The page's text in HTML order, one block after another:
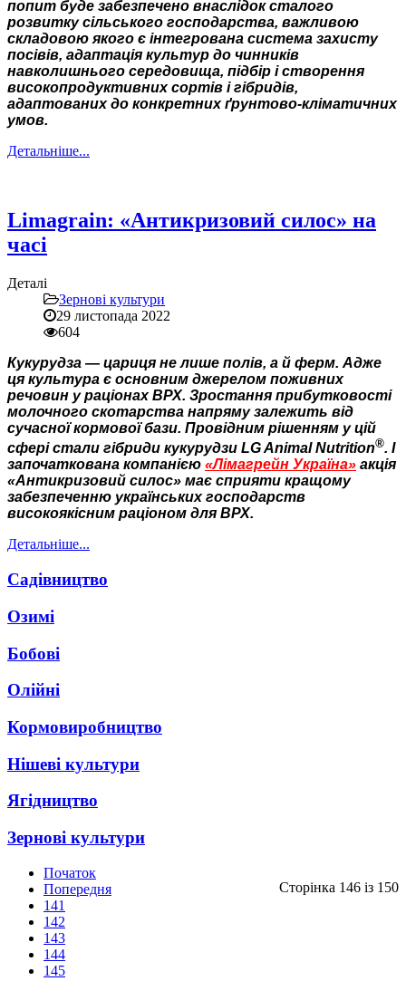
попит буде забезпечено внаслідок сталого
розвитку сільського господарства, важливою
складовою якого є інтегрована система захисту
посівів, адаптація культур до чинників
навколишнього середовища, підбір і створення
високопродуктивних сортів і гібридів,
адаптованих до конкретних ґрунтово-кліматичних
умов.
Детальніше...
Limagrain: «Антикризовий силос» на
часі
Деталі
Зернові культури
29 листопада 2022
604
Кукурудза — цариця не лише полів, а й ферм. Адже
ця культура є основним джерелом поживних
речовин у раціонах ВРХ. Зростання прибутковості
молочного скотарства напряму залежить від
сучасної кормової бази. Провідним рішенням у цій
сфері стали гібриди кукурудзи LG Animal Nutrition®. І
започаткована компанією «Лімагрейн Україна» акція
«Антикризовий силос» має сприяти кращому
забезпеченню українських господарств
високоякісним раціоном для ВРХ.
Детальніше...
Садівництво
Озимі
Бобові
Олійні
Кормовиробництво
Нішеві культури
Ягідництво
Зернові культури
Сторінка 146 із 150
Початок
Попередня
141
142
143
144
145